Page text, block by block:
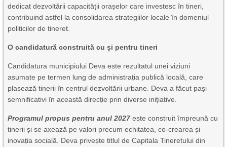
dedicat dezvoltării capacității orașelor care investesc în tineri,
contribuind astfel la consolidarea strategiilor locale în domeniul
politicilor de tineret.
O candidatură construită cu și pentru tineri
Candidatura municipiului Deva este rezultatul unei viziuni
asumate pe termen lung de administrația publică locală, care
plasează tinerii în centrul dezvoltării urbane. Deva a făcut pași
semnificativi în această direcție prin diverse inițiative.
Programul propus pentru anul 2027 este construit împreună cu
tinerii și se axează pe valori precum echitatea, co-crearea și
inovația socială. Deva privește titlul de Capitala Tineretului din